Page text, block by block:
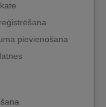
pievienošana